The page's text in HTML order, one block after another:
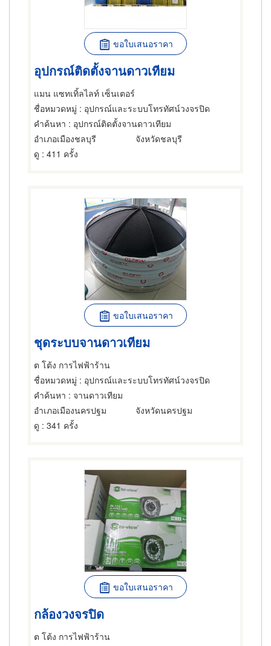
ขอใบเสนอราคา
อุปกรณ์ติดตั้งจานดาวเทียม
แมน แซทเทิ้ลไลท์ เซ็นเตอร์
ชื่อหมวดหมู่ : อุปกรณ์และระบบโทรทัศน์วงจรปิด
คำค้นหา : อุปกรณ์ติดตั้งจานดาวเทียม
อำเภอเมืองชลบุรี
จังหวัดชลบุรี
ดู : 411 ครั้ง
ขอใบเสนอราคา
ชุดระบบจานดาวเทียม
ต โต้ง การไฟฟ้าร้าน
ชื่อหมวดหมู่ : อุปกรณ์และระบบโทรทัศน์วงจรปิด
คำค้นหา : จานดาวเทียม
อำเภอเมืองนครปฐม
จังหวัดนครปฐม
ดู : 341 ครั้ง
ขอใบเสนอราคา
กล้องวงจรปิด
ต โต้ง การไฟฟ้าร้าน